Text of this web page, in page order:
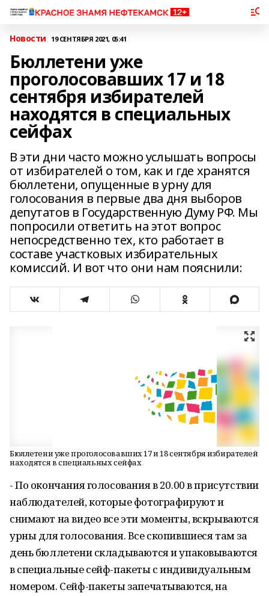
Новости 19 СЕНТЯБРЯ 2021, 05:41
Бюллетени уже
проголосовавших 17 и 18
сентября избирателей
находятся в специальных
сейфах
В эти дни часто можно услышать вопросы
от избирателей о том, как и где хранятся
бюллетени, опущенные в урну для
голосования в первые два дня выборов
депутатов в Государственную Думу РФ. Мы
попросили ответить на этот вопрос
непосредственно тех, кто работает в
составе участковых избирательных
комиссий. И вот что они нам пояснили:
Бюллетени уже проголосовавших 17 и 18 сентября избирателей
находятся в специальных сейфах
- По окончания голосования в 20.00 в присутствии
наблюдателей, которые фотографируют и
снимают на видео все эти моменты, вскрываются
урны для голосования. Все скопившиеся там за
день бюллетени складываются и упаковываются
в специальные сейф-пакеты с индивидуальным
номером. Сейф-пакеты запечатываются, на